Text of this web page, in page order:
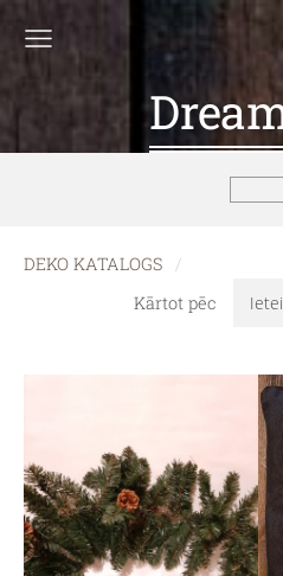
DEKO KATALOGS
Kārtot pēc